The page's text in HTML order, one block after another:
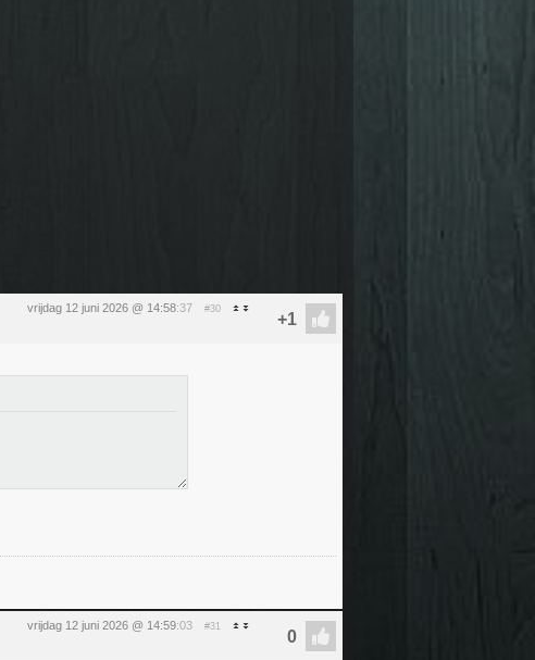
vrijdag 12 juni 2026 @ 14:58:37 #30
vrijdag 12 juni 2026 @ 14:59:03 #31